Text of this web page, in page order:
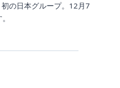
初の日本グループ。12月7